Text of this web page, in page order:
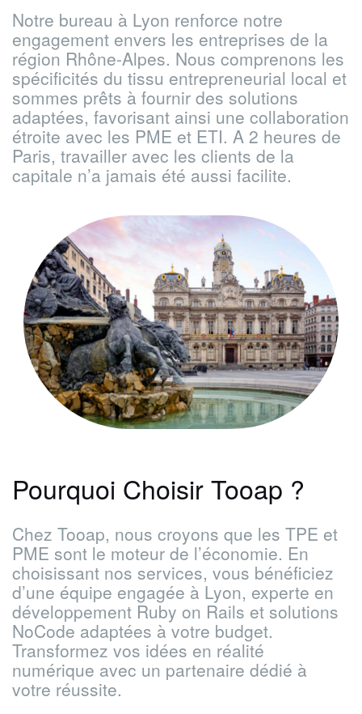
Notre bureau à Lyon renforce notre
engagement envers les entreprises de la
région Rhône-Alpes. Nous comprenons les
spécificités du tissu entrepreneurial local et
sommes prêts à fournir des solutions
adaptées, favorisant ainsi une collaboration
étroite avec les PME et ETI. A 2 heures de
Paris, travailler avec les clients de la
capitale n’a jamais été aussi facilite.
Pourquoi Choisir Tooap ?
Chez Tooap, nous croyons que les TPE et
PME sont le moteur de l’économie. En
choisissant nos services, vous bénéficiez
d’une équipe engagée à Lyon, experte en
développement Ruby on Rails et solutions
NoCode adaptées à votre budget.
Transformez vos idées en réalité
numérique avec un partenaire dédié à
votre réussite.